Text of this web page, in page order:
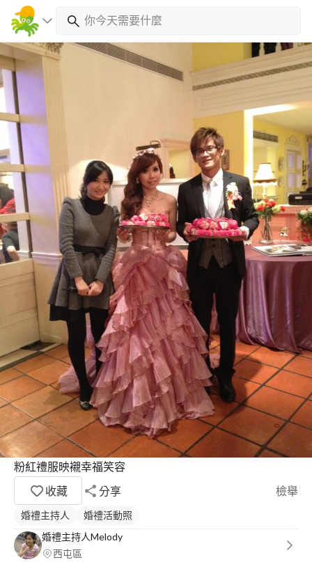
粉紅禮服映襯幸福笑容
收藏
分享 檢舉
婚禮主持人
婚禮活動照
婚禮主持人Melody
西屯區